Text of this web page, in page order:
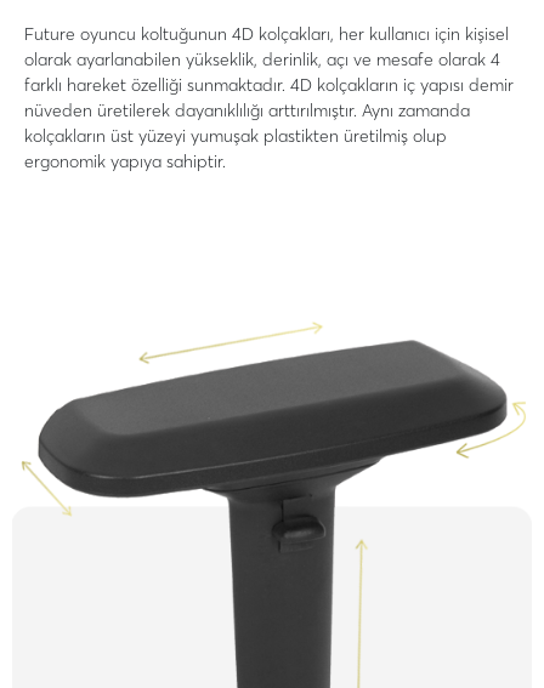
Future oyuncu koltuğunun 4D kolçakları, her kullanıcı için kişisel
olarak ayarlanabilen yükseklik, derinlik, açı ve mesafe olarak 4
farklı hareket özelliği sunmaktadır. 4D kolçakların iç yapısı demir
nüveden üretilerek dayanıklılığı arttırılmıştır. Aynı zamanda
kolçakların üst yüzeyi yumuşak plastikten üretilmiş olup
ergonomik yapıya sahiptir.